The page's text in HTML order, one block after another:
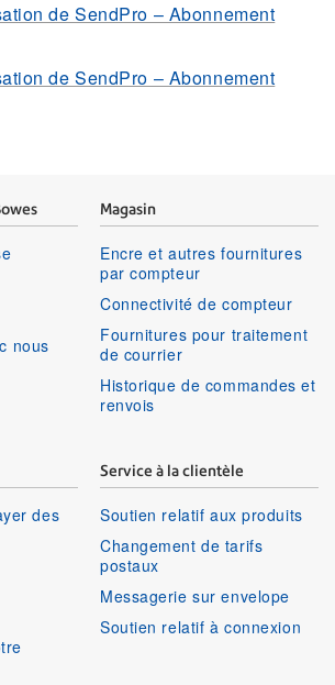
de SendPro – Abonnement
de SendPro – Abonnement
nous
Magasin
Encre et autres fournitures
par compteur
Connectivité de compteur
Fournitures pour traitement
de courrier
Historique de commandes et
renvois
des
Service à la clientèle
Soutien relatif aux produits
Changement de tarifs
postaux
Messagerie sur envelope
Soutien relatif à connexion